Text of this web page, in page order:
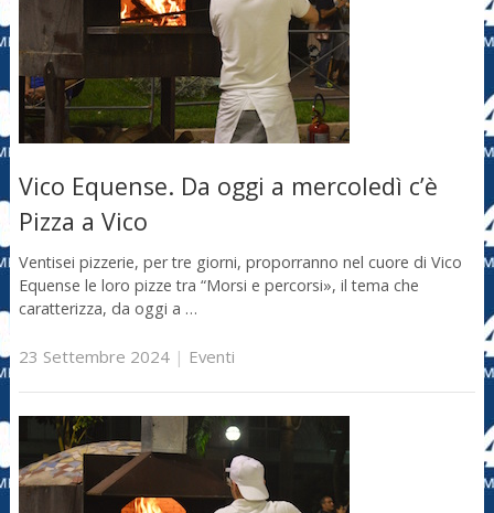
Vico Equense. Da oggi a mercoledì c’è
Pizza a Vico
Ventisei pizzerie, per tre giorni, proporranno nel cuore di Vico
Equense le loro pizze tra “Morsi e percorsi», il tema che
caratterizza, da oggi a …
23 Settembre 2024| Eventi